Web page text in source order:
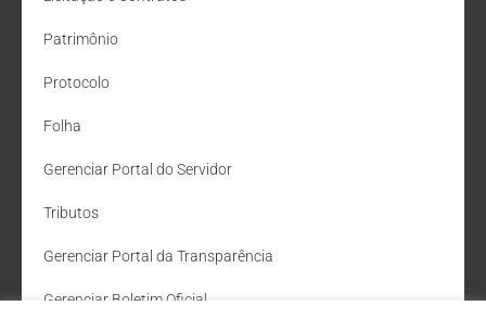
Patrimônio
Protocolo
Folha
Gerenciar Portal do Servidor
Tributos
Gerenciar Portal da Transparência
Gerenciar Boletim Oficial